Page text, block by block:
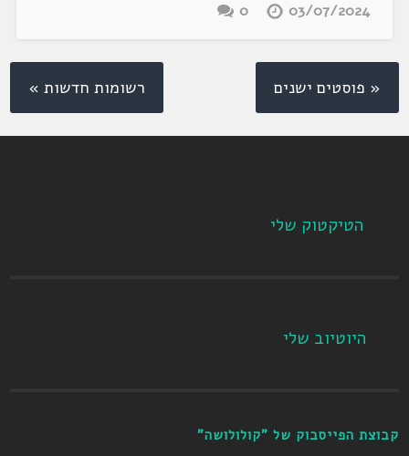
03/07/2024
0
« פוסטים ישנים רשומות חדשות »
הטיקטוק שלי
היוטיוב שלי
קבוצת הפייסבוק של "קולולושה"